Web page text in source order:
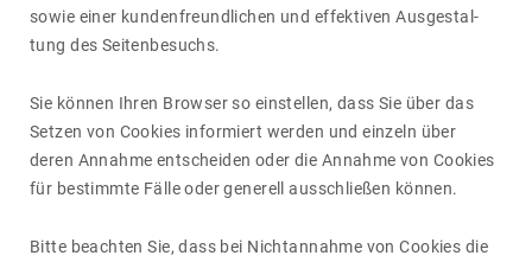
sowie einer kunden­freund­li­chen und effek­tiven Ausge­stal­
tung des Seiten­be­suchs.
Sie können Ihren Browser so einstellen, dass Sie über das
Setzen von Cookies infor­miert werden und einzeln über
deren Annahme entscheiden oder die Annahme von Cookies
für bestimmte Fälle oder gene­rell ausschließen können.
Bitte beachten Sie, dass bei Nicht­an­nahme von Cookies die